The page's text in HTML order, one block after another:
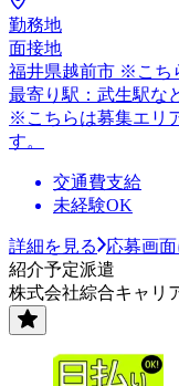
勤務地
面接地
福井県越前市 ※こち
最寄り駅：武生駅な
※こちらは募集エリ
す。
交通費支給
未経験OK
詳細を見る
応募画
紹介予定派遣
株式会社綜合キャリ